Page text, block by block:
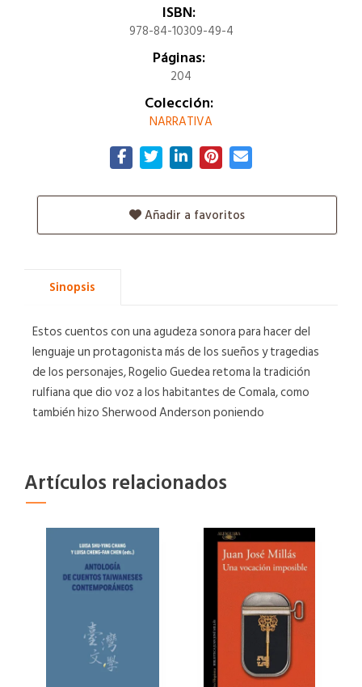
ISBN:
978-84-10309-49-4
Páginas:
204
Colección:
NARRATIVA
Añadir a favoritos
Sinopsis
Estos cuentos con una agudeza sonora para hacer del
lenguaje un protagonista más de los sueños y tragedias
de los personajes, Rogelio Guedea retoma la tradición
rulfiana que dio voz a los habitantes de Comala, como
también hizo Sherwood Anderson poniendo
Artículos relacionados